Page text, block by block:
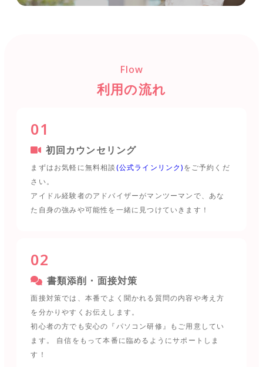
Flow
利用の流れ
01
初回カウンセリング
まずはお気軽に無料相談(公式ラインリンク)をご予約くだ
さい。
アイドル経験者のアドバイザーがマンツーマンで、あな
た自身の強みや可能性を一緒に見つけていきます！
02
書類添削・面接対策
面接対策では、本番でよく聞かれる質問の内容や考え方
を分かりやすくお伝えします。
初心者の方でも安心の『パソコン研修』もご用意してい
ます。 自信をもって本番に臨めるようにサポートしま
す！